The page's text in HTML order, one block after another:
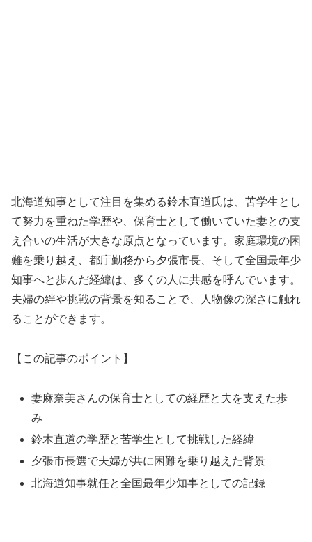
北海道知事として注目を集める鈴木直道氏は、苦学生とし
て努力を重ねた学歴や、保育士として働いていた妻との支
え合いの生活が大きな原点となっています。家庭環境の困
難を乗り越え、都庁勤務から夕張市長、そして全国最年少
知事へと歩んだ経緯は、多くの人に共感を呼んでいます。
夫婦の絆や挑戦の背景を知ることで、人物像の深さに触れ
ることができます。
【この記事のポイント】
妻麻奈美さんの保育士としての経歴と夫を支えた歩
み
鈴木直道の学歴と苦学生として挑戦した経緯
夕張市長選で夫婦が共に困難を乗り越えた背景
北海道知事就任と全国最年少知事としての記録